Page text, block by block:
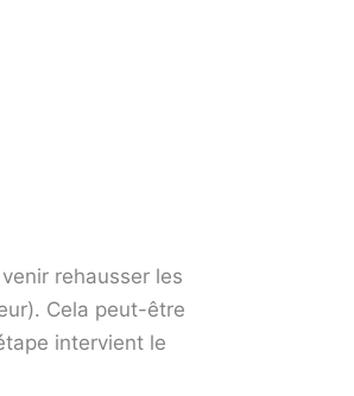
rehausser les
Cela peut-être
intervient le